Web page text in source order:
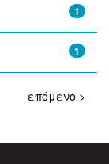
1
1
επόμενο >